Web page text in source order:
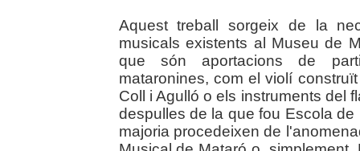
Aquest treball sorgeix de la
musicals existents al Museu de
que són aportacions de
mataronines, com el violí
Coll i Agulló o els instruments del
despulles de la que fou Escola
majoria procedeixen de